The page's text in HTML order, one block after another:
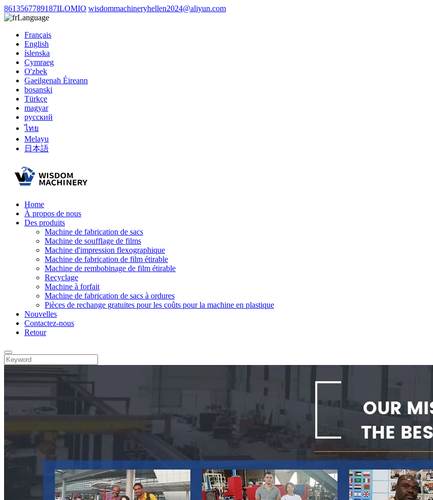
8613567789187ILOMIO wisdommachineryhellen2024@aliyun.com
Language
Français
English
íslenska
Cymraeg
O'zbek
Gaeilgenah Éireann
bosanski
Türkçe
magyar
русский
ไทย
Melayu
日本語
Home
À propos de nous
Des produits
Machine de fabrication de sacs
Machine de soufflage de films
Machine d'impression flexographique
Machine de fabrication de film étirable
Machine de rembobinage de film étirable
Recyclage
Machine à forfait
Machine de fabrication de sacs à ordures
Pièces de rechange gratuites pour les coûts pour la machine en plastique
Nouvelles
Contactez-nous
Retour